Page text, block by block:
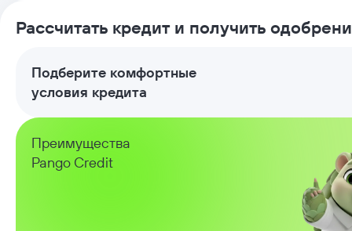
Рассчитать кредит и получить
Подберите комфортные
условия кредита
Преимущества
Pango Credit